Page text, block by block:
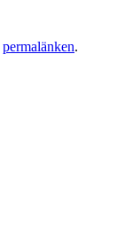
permalänken.